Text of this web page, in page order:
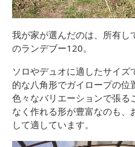
我が家が選んだのは、所有し
のランデブー120。
ソロやデュオに適したサイ
的な八角形でガイロープの位
色々なバリエーションで張る
なく作れる形が豊富なのも、
して適しています。